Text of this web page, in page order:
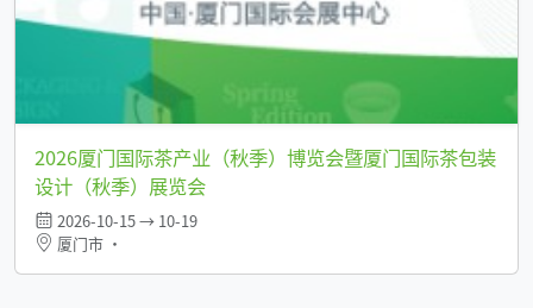
2026厦门国际茶产业（秋季）博览会暨厦门国际茶包装
设计（秋季）展览会
2026-10-15 → 10-19
厦门市 •